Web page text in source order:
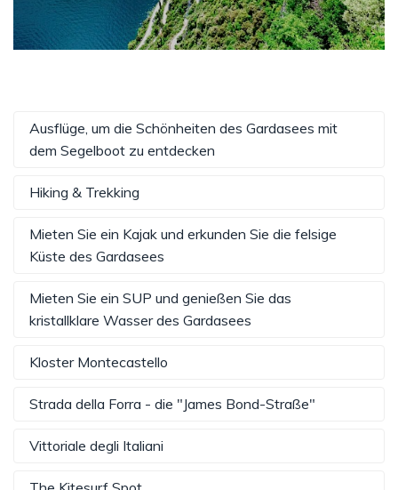
Ausflüge, um die Schönheiten des Gardasees mit
dem Segelboot zu entdecken
Hiking & Trekking
Mieten Sie ein Kajak und erkunden Sie die felsige
Küste des Gardasees
Mieten Sie ein SUP und genießen Sie das
kristallklare Wasser des Gardasees
Kloster Montecastello
Strada della Forra - die "James Bond-Straße"
Vittoriale degli Italiani